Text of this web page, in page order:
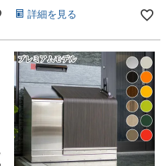
詳細を見る